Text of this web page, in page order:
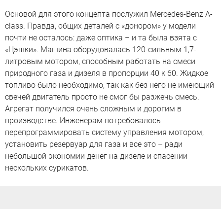
Основой для этого концепта послужил Mercedes-Benz A-
class. Правда, общих деталей с «донором» у модели
почти не осталось: даже оптика – и та была взята с
«Цэшки». Машина оборудовалась 120-сильным 1,7-
литровым мотором, способным работать на смеси
природного газа и дизеля в пропорции 40 к 60. Жидкое
топливо было необходимо, так как без него не имеющий
свечей двигатель просто не смог бы разжечь смесь.
Агрегат получился очень сложным и дорогим в
производстве. Инженерам потребовалось
перепрограммировать систему управления мотором,
установить резервуар для газа и все это – ради
небольшой экономии денег на дизеле и спасении
нескольких сурикатов.